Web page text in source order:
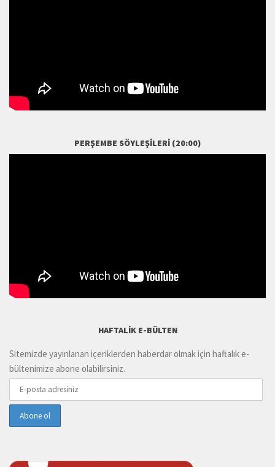
PERŞEMBE SÖYLEŞILERI (20:00)
HAFTALIK E-BÜLTEN
Sitemizde yayınlanan içeriklerden haberdar olmak için haftalık e-
bültenimize abone olabilirsiniz.